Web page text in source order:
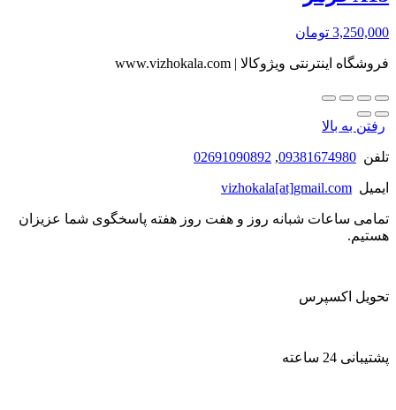
3,250,000 تومان
فروشگاه اینترنتی ویژوکالا | www.vizhokala.com
رفتن به بالا
تلفن 09381674980
,
02691090892
ایمیل vizhokala[at]gmail.com
تمامی ساعات شبانه روز و هفت روز هفته پاسخگوی شما عزیزان
هستیم.
تحویل اکسپرس
پشتیبانی 24 ساعته